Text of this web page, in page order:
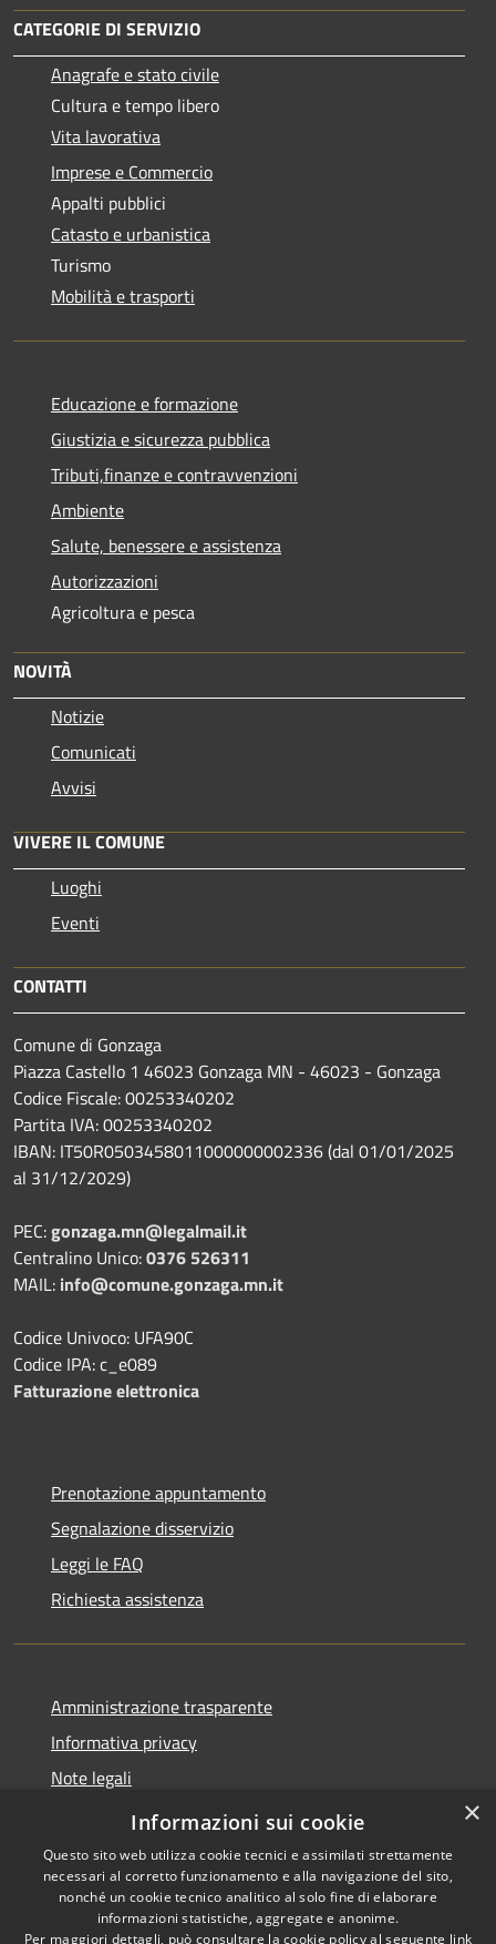
CATEGORIE DI SERVIZIO
Anagrafe e stato civile
Cultura e tempo libero
Vita lavorativa
Imprese e Commercio
Appalti pubblici
Catasto e urbanistica
Turismo
Mobilità e trasporti
Educazione e formazione
Giustizia e sicurezza pubblica
Tributi,finanze e contravvenzioni
Ambiente
Salute, benessere e assistenza
Autorizzazioni
Agricoltura e pesca
NOVITÀ
Notizie
Comunicati
Avvisi
VIVERE IL COMUNE
Luoghi
Eventi
CONTATTI
Comune di Gonzaga
Piazza Castello 1 46023 Gonzaga MN - 46023 - Gonzaga
Codice Fiscale: 00253340202
Partita IVA: 00253340202
IBAN: IT50R0503458011000000002336 (dal 01/01/2025
al 31/12/2029)
PEC:gonzaga.mn@legalmail.it
Centralino Unico:0376 526311
MAIL: info@comune.gonzaga.mn.it
Codice Univoco: UFA90C
Codice IPA: c_e089
Fatturazione elettronica
Prenotazione appuntamento
Segnalazione disservizio
Leggi le FAQ
Richiesta assistenza
Amministrazione trasparente
Informativa privacy
Note legali
Dichiarazione di accessibilità
Copyright © 2026 • Città di
×
Informazioni sui cookie
Questo sito web utilizza cookie tecnici e assimilati strettamente
necessari al corretto funzionamento e alla navigazione del sito,
nonché un cookie tecnico analitico al solo fine di elaborare
informazioni statistiche, aggregate e anonime.
Per maggiori dettagli, può consultare la cookie policy al seguente link